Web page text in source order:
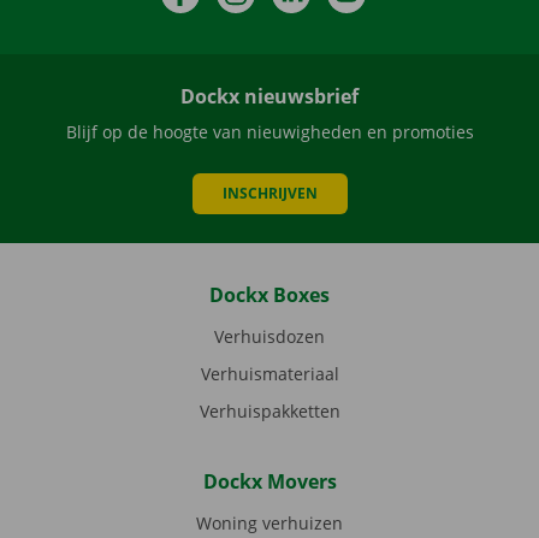
Dockx nieuwsbrief
Blijf op de hoogte van nieuwigheden en promoties
INSCHRIJVEN
Dockx Boxes
Verhuisdozen
Verhuismateriaal
Verhuispakketten
Dockx Movers
Woning verhuizen